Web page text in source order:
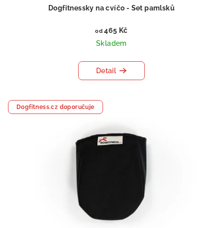
Dogfitnessky na cvíčo - Set pamlsků
od 465 Kč
Skladem
Detail
Dogfitness.cz doporučuje